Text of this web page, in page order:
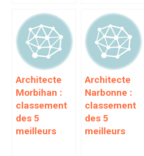
Architecte
Morbihan :
classement
des 5
meilleurs
Architecte
Narbonne :
classement
des 5
meilleurs